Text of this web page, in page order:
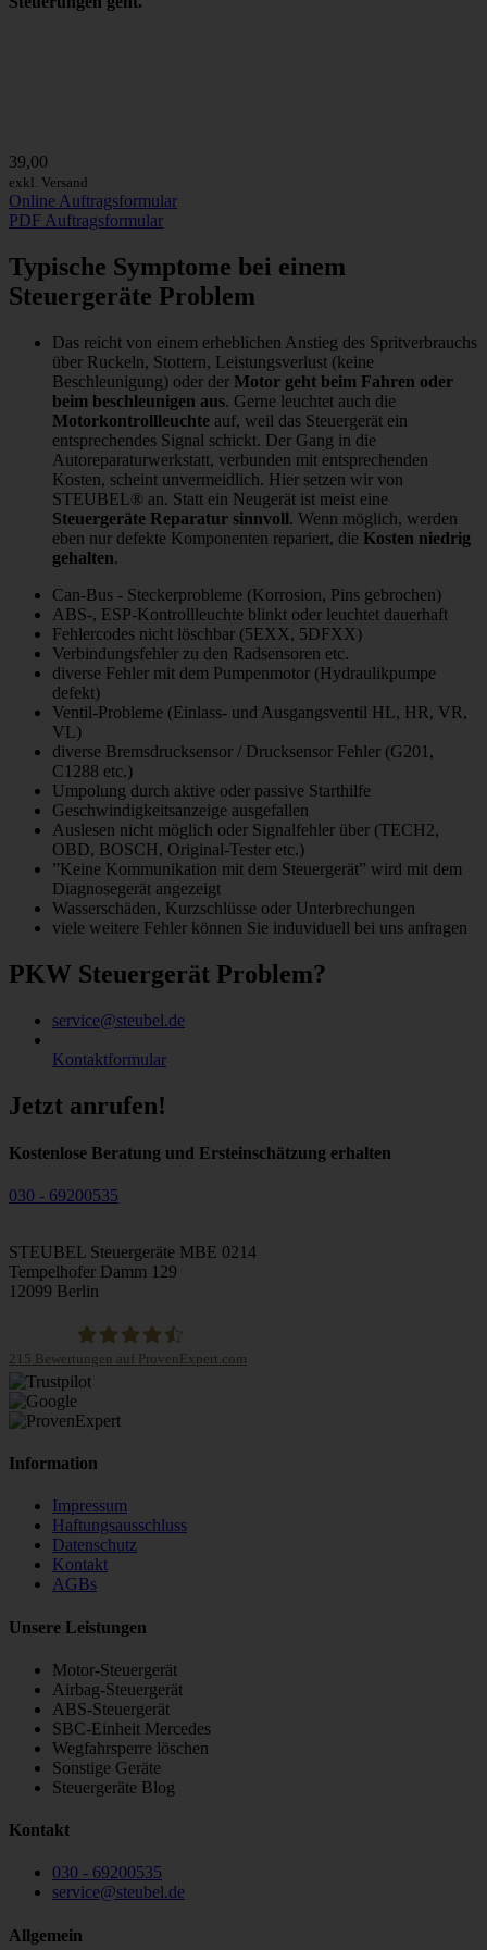
39,00
exkl. Versand
Online Auftragsformular
PDF Auftragsformular
Typische Symptome bei einem
Steuergeräte Problem
Das reicht von einem erheblichen Anstieg des Spritverbrauchs
über Ruckeln, Stottern, Leistungsverlust (keine
Beschleunigung) oder der Motor geht beim Fahren oder
beim beschleunigen aus. Gerne leuchtet auch die
Motorkontrollleuchte auf, weil das Steuergerät ein
entsprechendes Signal schickt. Der Gang in die
Autoreparaturwerkstatt, verbunden mit entsprechenden
Kosten, scheint unvermeidlich. Hier setzen wir von
STEUBEL® an. Statt ein Neugerät ist meist eine
Steuergeräte Reparatur sinnvoll. Wenn möglich, werden
eben nur defekte Komponenten repariert, die Kosten niedrig
gehalten.
Can-Bus - Steckerprobleme (Korrosion, Pins gebrochen)
ABS-, ESP-Kontrollleuchte blinkt oder leuchtet dauerhaft
Fehlercodes nicht löschbar (5EXX, 5DFXX)
Verbindungsfehler zu den Radsensoren etc.
diverse Fehler mit dem Pumpenmotor (Hydraulikpumpe
defekt)
Ventil-Probleme (Einlass- und Ausgangsventil HL, HR, VR,
VL)
diverse Bremsdrucksensor / Drucksensor Fehler (G201,
C1288 etc.)
Umpolung durch aktive oder passive Starthilfe
Geschwindigkeitsanzeige ausgefallen
Auslesen nicht möglich oder Signalfehler über (TECH2,
OBD, BOSCH, Original-Tester etc.)
”Keine Kommunikation mit dem Steuergerät” wird mit dem
Diagnosegerät angezeigt
Wasserschäden, Kurzschlüsse oder Unterbrechungen
viele weitere Fehler können Sie induviduell bei uns anfragen
PKW Steuergerät Problem?
service@steubel.de
Kontaktformular
Jetzt anrufen!
Kostenlose Beratung und Ersteinschätzung erhalten
030 - 69200535
STEUBEL Steuergeräte MBE 0214
Tempelhofer Damm 129
12099 Berlin
STEUBEL Steuergeräte Annahme Filiale MBE 0214
215 Bewertungen auf ProvenExpert.com
Information
Impressum
Haftungsausschluss
Datenschutz
Kontakt
AGBs
Unsere Leistungen
Motor-Steuergerät
Airbag-Steuergerät
ABS-Steuergerät
SBC-Einheit Mercedes
Wegfahrsperre löschen
Sonstige Geräte
Steuergeräte Blog
Kontakt
030 - 69200535
service@steubel.de
Allgemein